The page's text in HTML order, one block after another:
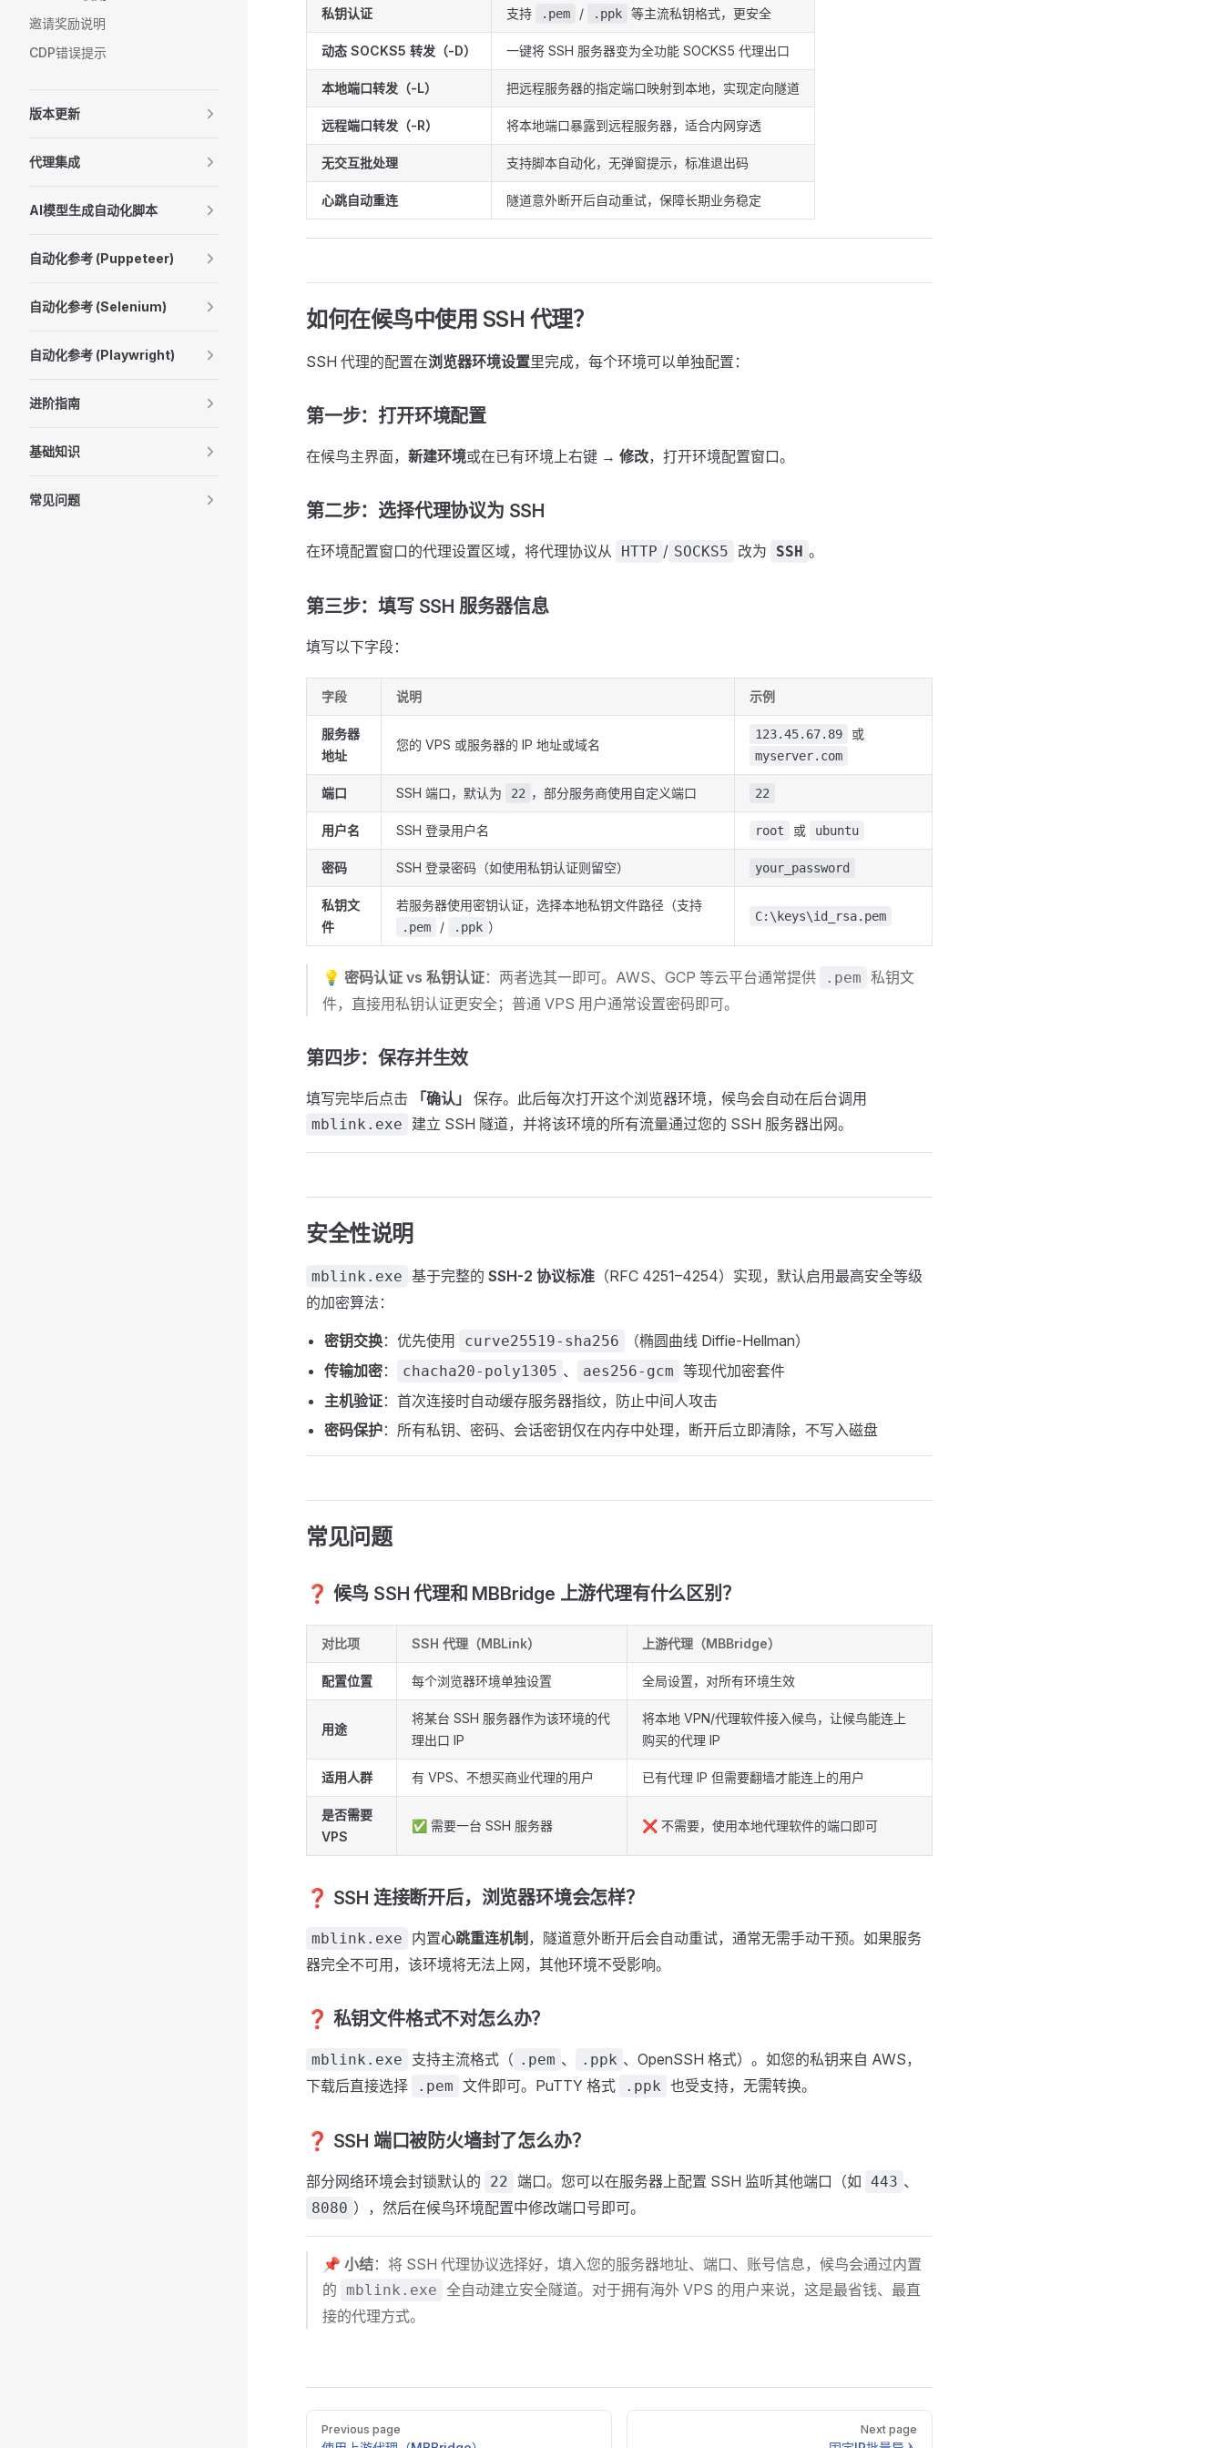
邀请奖励说明
CDP错误提示
版本更新
代理集成
AI模型生成自动化脚本
自动化参考 (Puppeteer)
自动化参考 (Selenium)
自动化参考 (Playwright)
进阶指南
基础知识
常见问题
私钥认证 支持 .pem / .ppk 等主流私钥格式，更安全
动态 SOCKS5 转发（-D） 一键将 SSH 服务器变为全功能 SOCKS5 代理出口
本地端口转发（-L） 把远程服务器的指定端口映射到本地，实现定向隧道
远程端口转发（-R） 将本地端口暴露到远程服务器，适合内网穿透
无交互批处理 支持脚本自动化，无弹窗提示，标准退出码
心跳自动重连 隧道意外断开后自动重试，保障长期业务稳定
如何在候鸟中使用 SSH 代理？
SSH 代理的配置在浏览器环境设置里完成，每个环境可以单独配置：
第一步：打开环境配置
在候鸟主界面， 新建环境或在已有环境上右键 → 修改，打开环境配置窗口。
第二步：选择代理协议为 SSH
在环境配置窗口的代理设置区域，将代理协议从 HTTP / SOCKS5 改为 SSH 。
第三步：填写 SSH 服务器信息
填写以下字段：
字段 说明 示例
服务器
地址
您的 VPS 或服务器的 IP 地址或域名
123.45.67.89 或
myserver.com
端口 SSH 端口，默认为 22 ，部分服务商使用自定义端口 22
用户名 SSH 登录用户名 root 或 ubuntu
密码 SSH 登录密码（如使用私钥认证则留空） your_password
私钥文
件
若服务器使用密钥认证，选择本地私钥文件路径（支持
.pem / .ppk ）
C:\keys\id_rsa.pem
💡 密码认证 vs 私钥认证：两者选其一即可。AWS、GCP 等云平台通常提供 .pem 私钥文
件，直接用私钥认证更安全；普通 VPS 用户通常设置密码即可。
第四步：保存并生效
填写完毕后点击 「确认」 保存。此后每次打开这个浏览器环境，候鸟会自动在后台调用
mblink.exe 建立 SSH 隧道，并将该环境的所有流量通过您的 SSH 服务器出网。
安全性说明
mblink.exe 基于完整的 SSH-2 协议标准 （RFC 4251–4254）实现，默认启用最高安全等级
的加密算法：
密钥交换：优先使用 curve25519-sha256
（椭圆曲线 Diffie-Hellman）
传输加密： chacha20-poly1305 、 aes256-gcm 等现代加密套件
主机验证：首次连接时自动缓存服务器指纹，防止中间人攻击
密码保护：所有私钥、密码、会话密钥仅在内存中处理，断开后立即清除，不写入磁盘
常见问题
❓ 候鸟 SSH 代理和 MBBridge 上游代理有什么区别？
对比项 SSH 代理（MBLink） 上游代理（MBBridge）
配置位置 每个浏览器环境单独设置 全局设置，对所有环境生效
用途
将某台 SSH 服务器作为该环境的代
理出口 IP
将本地 VPN/代理软件接入候鸟，让候鸟能连上
购买的代理 IP
适用人群 有 VPS、不想买商业代理的用户 已有代理 IP 但需要翻墙才能连上的用户
是否需要
VPS
✅ 需要一台 SSH 服务器 ❌ 不需要，使用本地代理软件的端口即可
❓ SSH 连接断开后，浏览器环境会怎样？
mblink.exe 内置心跳重连机制 ，隧道意外断开后会自动重试，通常无需手动干预。如果服务
器完全不可用，该环境将无法上网，其他环境不受影响。
❓ 私钥文件格式不对怎么办？
mblink.exe 支持主流格式（ .pem 、 .ppk 、OpenSSH 格式）。如您的私钥来自 AWS，
下载后直接选择
.pem 文件即可。PuTTY 格式 .ppk 也受支持，无需转换。
❓ SSH 端口被防火墙封了怎么办？
部分网络环境会封锁默认的 22 端口。您可以在服务器上配置 SSH 监听其他端口（如 443 、
8080 ），然后在候鸟环境配置中修改端口号即可。
📌 小结：将 SSH 代理协议选择好，填入您的服务器地址、端口、账号信息，候鸟会通过内置
的
mblink.exe 全自动建立安全隧道。对于拥有海外 VPS 的用户来说，这是最省钱、最直
接的代理方式。
Pager
Previous page Next page